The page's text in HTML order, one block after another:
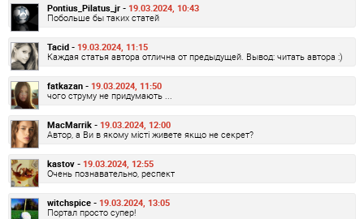
Pontius_Pilatus_jr - 19.03.2024, 10:43
Побольше бы таких статей
Tacid - 19.03.2024, 11:15
Каждая статья автора отлична от предыдущей. Вывод: читать автора :)
fatkazan - 19.03.2024, 11:50
чого струму не придумають ...
MacMarrik - 19.03.2024, 12:00
Автор, а Ви в якому місті живете якщо не секрет?
kastov - 19.03.2024, 12:55
Очень познавательно, респект
witchspice - 19.03.2024, 13:05
Портал просто супер!